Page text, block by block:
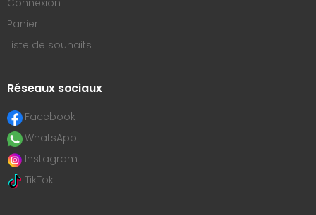
Connexion
Panier
Liste de souhaits
Réseaux sociaux
Facebook
WhatsApp
Instagram
TikTok